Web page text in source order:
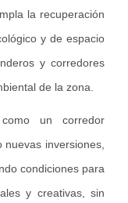
la recuperación
y de espacio
y corredores
de la zona.
un corredor
inversiones,
condiciones para
y creativas, sin